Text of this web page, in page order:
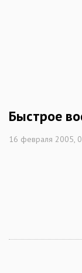
Быстрое
16 февраля 2005,